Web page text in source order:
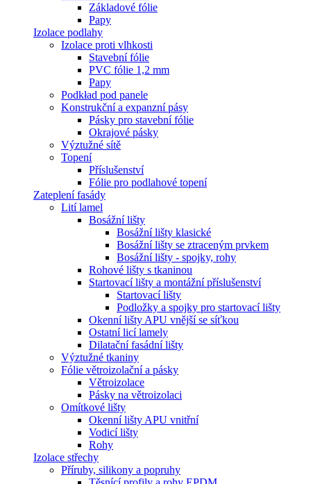
Základové fólie
Papy
Izolace podlahy
Izolace proti vlhkosti
Stavební fólie
PVC fólie 1,2 mm
Papy
Podkład pod panele
Konstrukční a expanzní pásy
Pásky pro stavební fólie
Okrajové pásky
Výztužné sítě
Topení
Příslušenství
Fólie pro podlahové topení
Zateplení fasády
Lití lamel
Bosážní lišty
Bosážní lišty klasické
Bosážní lišty se ztraceným prvkem
Bosážní lišty - spojky, rohy
Rohové lišty s tkaninou
Startovací lišty a montážní příslušenství
Startovací lišty
Podložky a spojky pro startovací lišty
Okenní lišty APU vnější se síťkou
Ostatní licí lamely
Dilatační fasádní lišty
Výztužné tkaniny
Fólie větroizolační a pásky
Větroizolace
Pásky na větroizolaci
Omítkové lišty
Okenní lišty APU vnitřní
Vodicí lišty
Rohy
Izolace střechy
Příruby, silikony a popruhy